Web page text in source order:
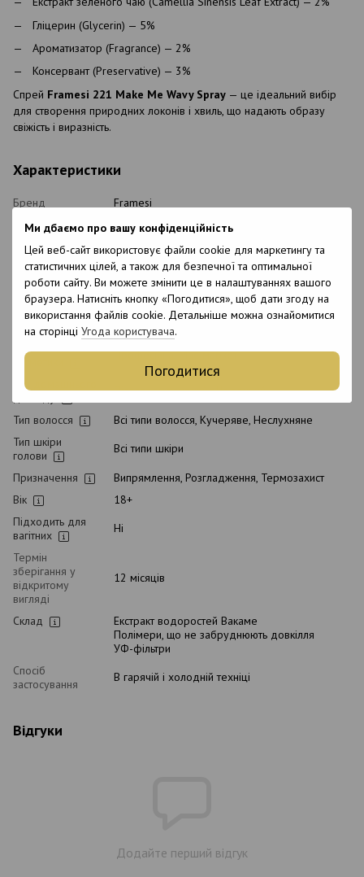
Ми дбаємо про вашу конфіденційність
Цей веб-сайт використовує файли cookie для маркетингу та
статистичних цілей, а також для безпечної та оптимальної
роботи сайту. Ви можете змінити це в налаштуваннях вашого
браузера. Натисніть кнопку «Погодитися», щоб дати згоду на
використання файлів cookie. Детальніше можна ознайомитися
на сторінці Угода користувача.
Погодитися
Гліцерин (Glycerin) — 5%
Ароматизатор (Fragrance) — 2%
Консервант (Preservative) — 3%
Спрей Framesi 221 Make Me Wavy Spray — це ідеальний вибір
для створення природних локонів і хвиль, що надають образу
свіжість і виразність.
Характеристики
Бренд
Framesi
Країна
виробництва
Італія
Об`єм
150 мл
Стан товару
Новий
Упаковка
Флакон
Вид косметики
Тонуючий спрей
Класифікація
косметики
Професійна, Мас-маркет
Тип домашнього
Післяпроцедурний, Щоденний
Тип волосся
Всі типи волосся, Кучеряве, Неслухняне
Тип шкіри
голови
Всі типи шкіри
Призначення
Випрямлення, Розгладження, Термозахист
Вік
18+
Підходить для
вагітних
Ні
Термін
зберігання у
відкритому
вигляді
12 місяців
Склад
Екстракт водоростей Вакаме
Полімери, що не забруднюють довкілля
УФ-фільтри
Спосіб
застосування
В гарячій і холодній техніці
Відгуки
Додайте перший відгук